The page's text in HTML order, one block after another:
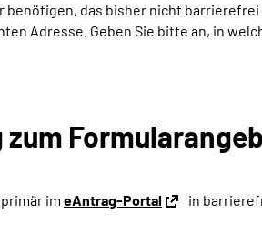
benötigen, das bisher nicht
Adresse. Geben Sie bitte an, in
im eAntrag-Portal in